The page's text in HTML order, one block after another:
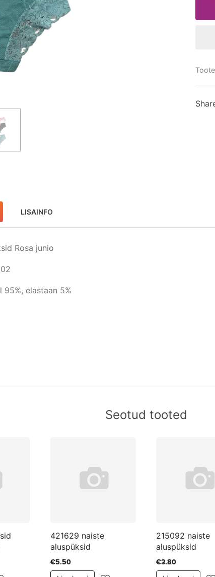
LISAINFO
Rosa junio
95%, elastaan 5%
Seotud tooted
421629 naiste
aluspüksid
€5.50
215092 naiste
aluspüksid
€3.80